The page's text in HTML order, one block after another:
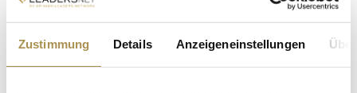
Zustimmung Details Anzeigeneinstellungen